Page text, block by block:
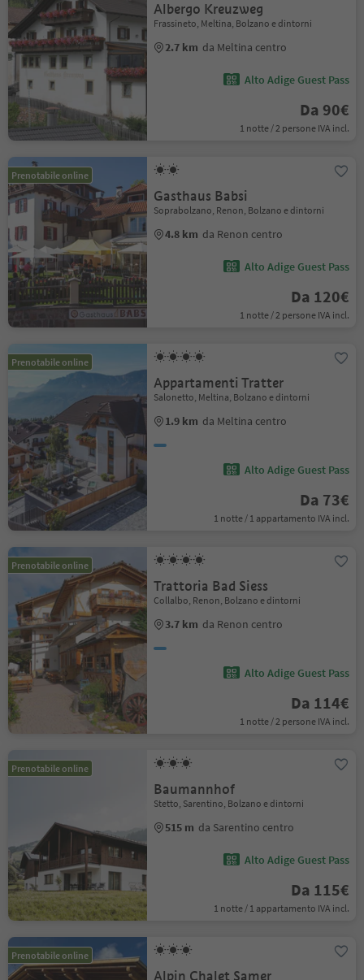
Albergo Kreuzweg
Frassineto, Meltina, Bolzano e dintorni
2.7 km da Meltina centro
Alto Adige Guest Pass
Da 90€
1 notte / 2 persone IVA incl.
Prenotabile online
Gasthaus Babsi
Soprabolzano, Renon, Bolzano e dintorni
4.8 km da Renon centro
Alto Adige Guest Pass
Da 120€
1 notte / 2 persone IVA incl.
Prenotabile online
Appartamenti Tratter
Salonetto, Meltina, Bolzano e dintorni
1.9 km da Meltina centro
Alto Adige Guest Pass
Da 73€
1 notte / 1 appartamento IVA incl.
Prenotabile online
Trattoria Bad Siess
Collalbo, Renon, Bolzano e dintorni
3.7 km da Renon centro
Alto Adige Guest Pass
Da 114€
1 notte / 2 persone IVA incl.
Prenotabile online
Baumannhof
Stetto, Sarentino, Bolzano e dintorni
515 m da Sarentino centro
Alto Adige Guest Pass
Da 115€
1 notte / 1 appartamento IVA incl.
Prenotabile online
Alpin Chalet Samer